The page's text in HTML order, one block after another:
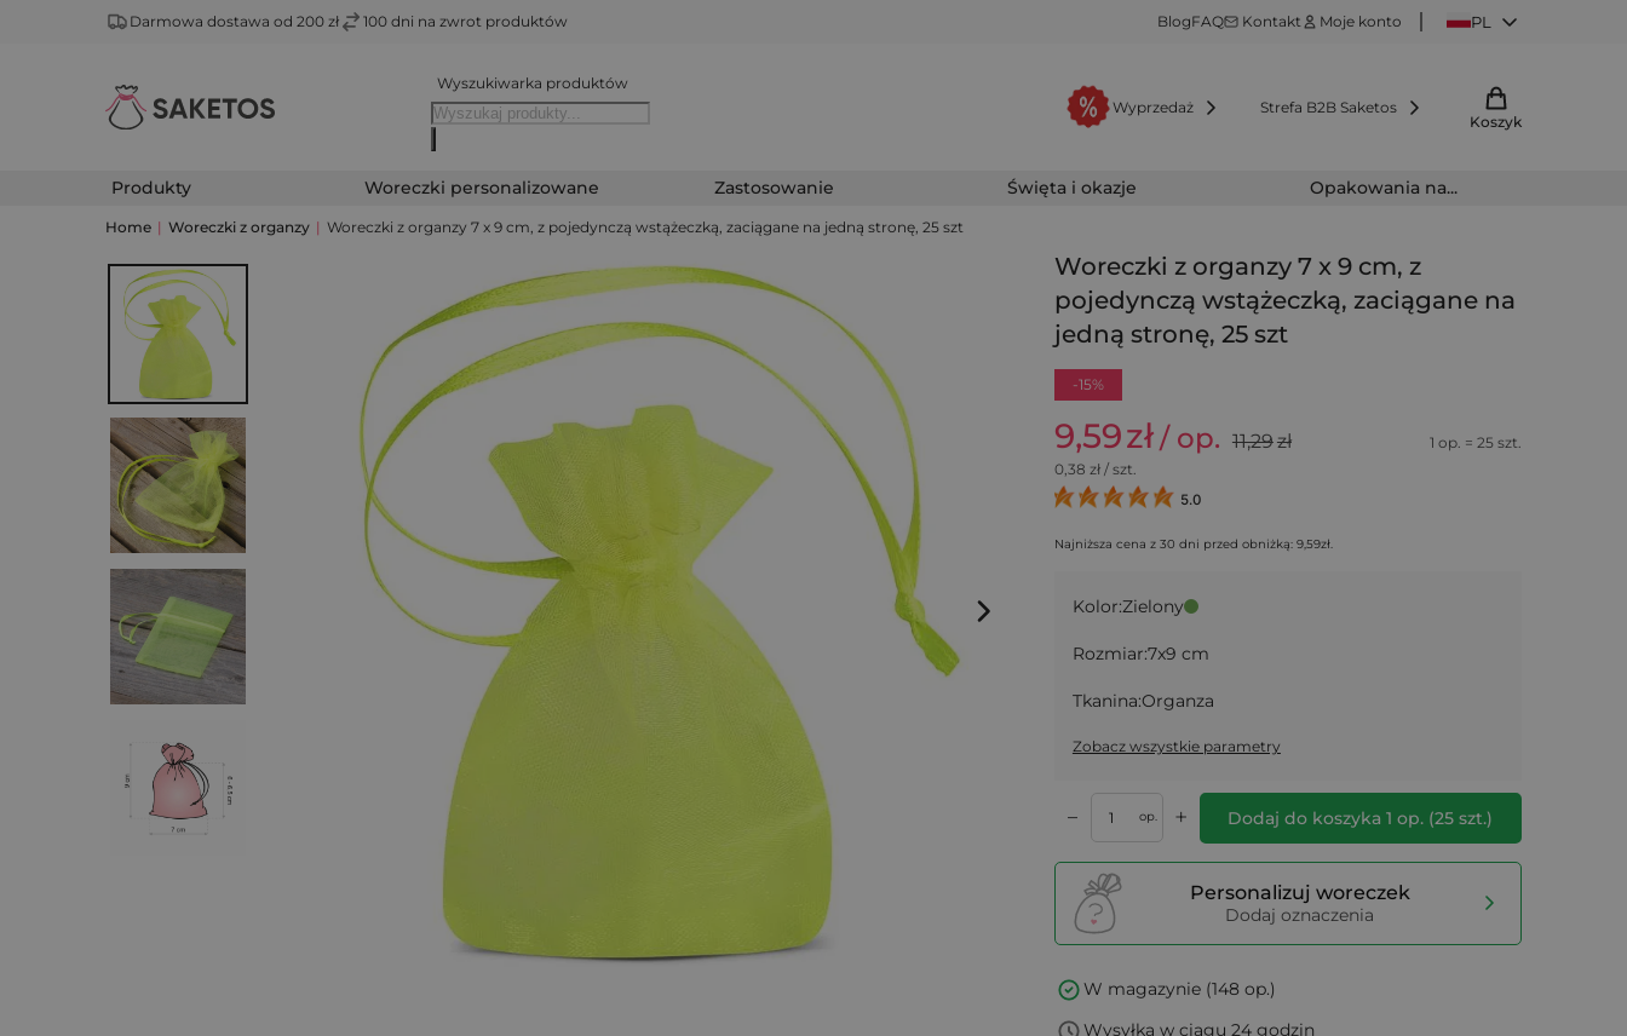
Darmowa dostawa od 200 zł 100 dni na zwrot produktów BlogFAQ Kontakt Moje konto PL
Wyszukiwarka produktów
Wyprzedaż
Strefa B2B Saketos
Koszyk
Produkty Woreczki personalizowane Zastosowanie Święta i okazje Opakowania na...
Home | Woreczki z organzy | Woreczki z organzy 7 x 9 cm, z pojedynczą wstążeczką, zaciągane na jedną stronę, 25 szt
Woreczki z organzy 7 x 9 cm, z
pojedynczą wstążeczką, zaciągane na
jedną stronę, 25 szt
-15%
9,59zł/ op. 11,29zł
1 op. = 25 szt.
0,38 zł / szt.
5.0
Najniższa cena z 30 dni przed obniżką: 9,59zł.
Kolor:Zielony
Rozmiar:7x9 cm
Tkanina:Organza
Zobacz wszystkie parametry
– op. + Dodaj do koszyka1 op. (25 szt.)
Personalizuj woreczek
Dodaj oznaczenia
W magazynie (148 op.)
Wysyłka w ciągu 24 godzin